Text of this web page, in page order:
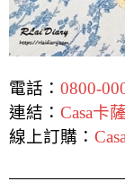
電話： 0800-
連結： Casa卡
線上訂購：